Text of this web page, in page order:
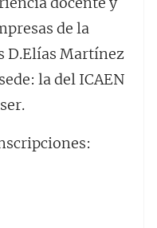
de la
D.Elías Martínez
la del ICAEN